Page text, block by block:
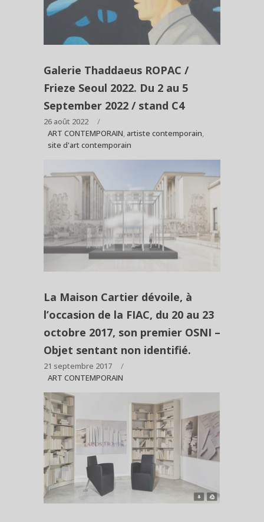
Galerie Thaddaeus ROPAC /
Frieze Seoul 2022. Du 2 au 5
September 2022 / stand C4
26 août 2022
ART CONTEMPORAIN, artiste contemporain,
site d'art contemporain
La Maison Cartier dévoile, à
l’occasion de la FIAC, du 20 au 23
octobre 2017, son premier OSNI –
Objet sentant non identifié.
21 septembre 2017
ART CONTEMPORAIN